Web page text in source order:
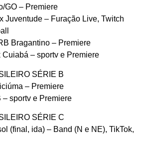
GO – Premiere
Juventude – Furação Live, Twitch
Bragantino – Premiere
– sportv e Premiere
SÉRIE B
– Premiere
– sportv e Premiere
SÉRIE C
(final, ida) – Band (N e NE), TikTok,